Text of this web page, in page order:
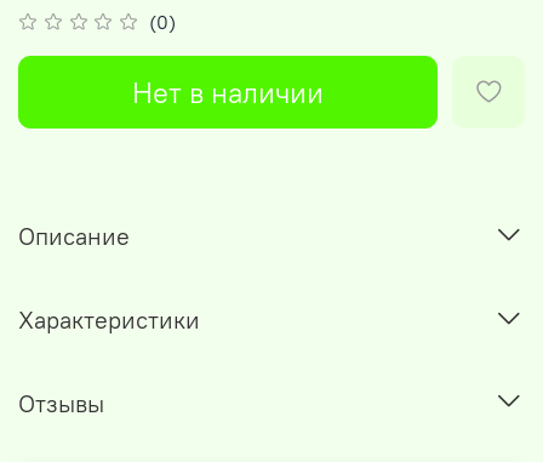
(0)
Нет в наличии
Описание
Характеристики
Отзывы